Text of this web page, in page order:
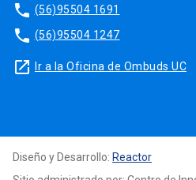
phone (56)95504 1691
phone (56)95504 1247
launch Ir a la Oficina de Ombuds UC
Diseño y Desarrollo: Reactor